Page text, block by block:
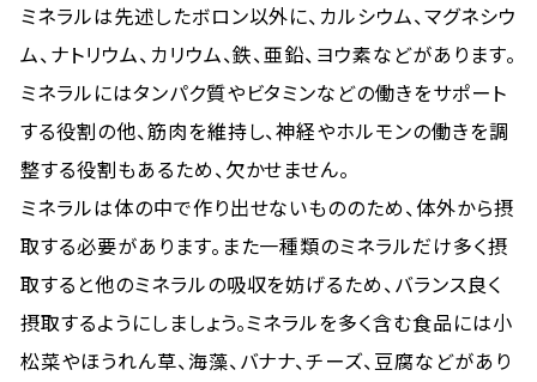
ミネラルは先述したボロン以外に、カルシウム、マグネシウ
ム、ナトリウム、カリウム、鉄、亜鉛、ヨウ素などがあります。
ミネラルにはタンパク質やビタミンなどの働きをサポート
する役割の他、筋肉を維持し、神経やホルモンの働きを調
整する役割もあるため、欠かせません。
ミネラルは体の中で作り出せないもののため、体外から摂
取する必要があります。また一種類のミネラルだけ多く摂
取すると他のミネラルの吸収を妨げるため、バランス良く
摂取するようにしましょう。ミネラルを多く含む食品には小
松菜やほうれん草、海藻、バナナ、チーズ、豆腐などがあり